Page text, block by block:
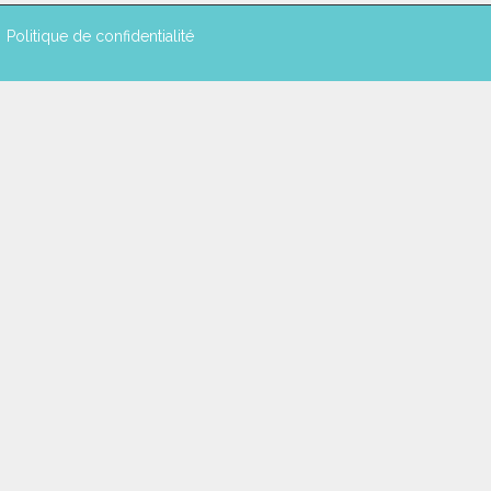
Politique de confidentialité